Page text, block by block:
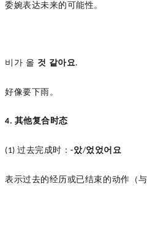
委婉表达未来的可能性。
비가 올 것 같아요.
好像要下雨。
4. 其他复合时态
(1)过去完成时：-았/었었어요
表示过去的经历或已结束的动作（与